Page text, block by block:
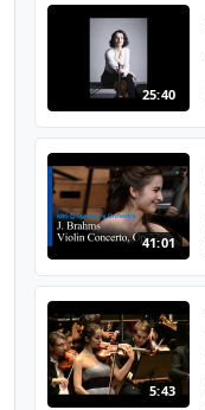
25:40
41:01
5:43